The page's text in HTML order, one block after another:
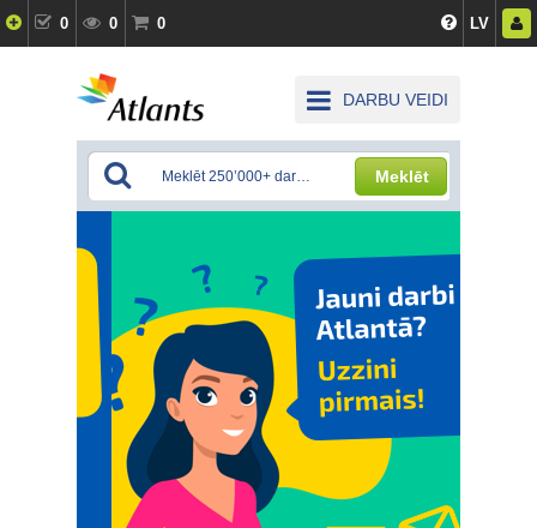
0 0 0 LV
DARBU VEIDI
Meklēt